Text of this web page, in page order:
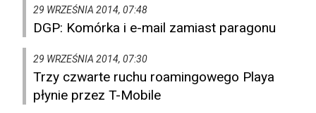
29 WRZEŚNIA 2014, 07:48
DGP: Komórka i e-mail zamiast paragonu
29 WRZEŚNIA 2014, 07:30
Trzy czwarte ruchu roamingowego Playa
płynie przez T-Mobile